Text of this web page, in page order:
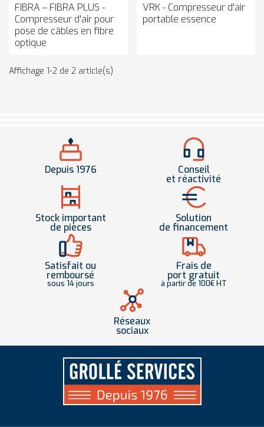
FIBRA – FIBRA PLUS -
Compresseur d'air pour
pose de câbles en fibre
optique
VRK - Compresseur d'air
portable essence
Affichage 1-2 de 2 article(s)
Depuis 1976 Conseil
et réactivité
Stock important
de pièces
Solution
de financement
Satisfait ou
remboursé
sous 14 jours
Frais de
port gratuit
à partir de 100€ HT
Réseaux
sociaux